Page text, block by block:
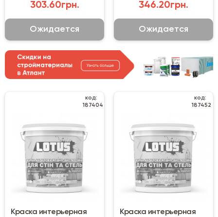
303.60грн.
Ожидается
346.20грн.
Ожидается
код:
187404
Краска интерьерная
код:
187452
Краска интерьерная